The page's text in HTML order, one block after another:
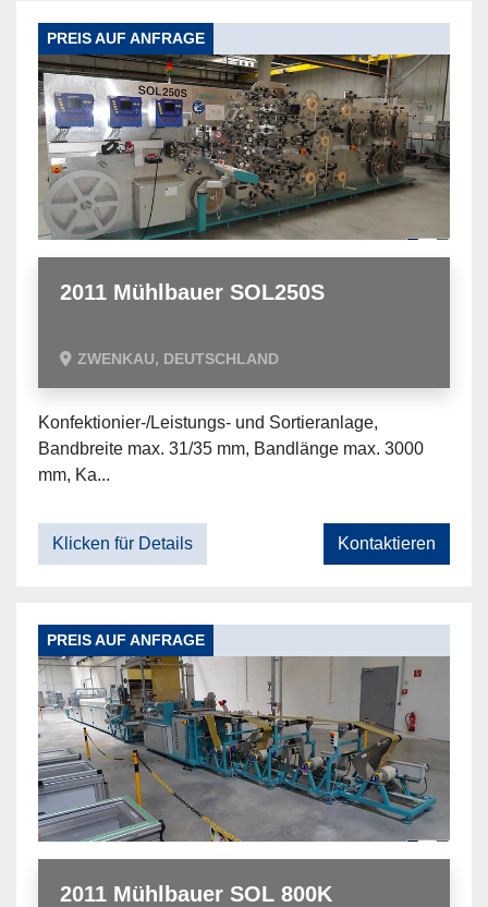
PREIS AUF ANFRAGE
2011 Mühlbauer SOL250S
ZWENKAU, DEUTSCHLAND
Konfektionier-/Leistungs- und Sortieranlage,
Bandbreite max. 31/35 mm, Bandlänge max. 3000
mm, Ka...
Klicken für Details Kontaktieren
PREIS AUF ANFRAGE
2011 Mühlbauer SOL 800K